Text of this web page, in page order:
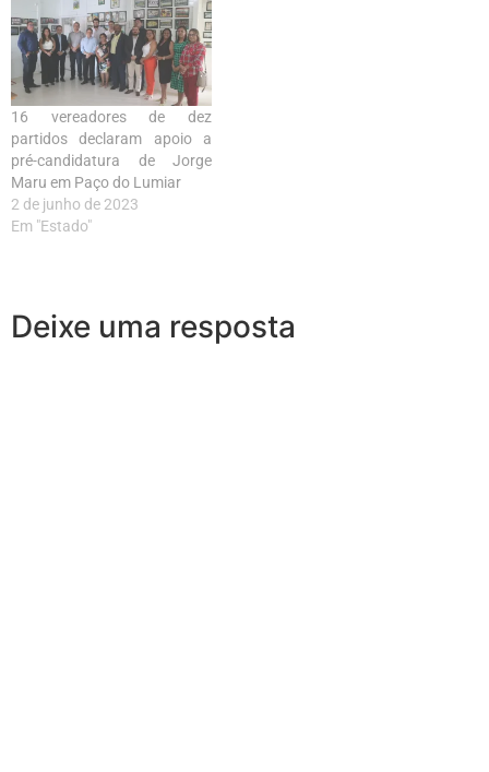
16 vereadores de dez
partidos declaram apoio a
pré-candidatura de Jorge
Maru em Paço do Lumiar
2 de junho de 2023
Em "Estado"
Deixe uma resposta